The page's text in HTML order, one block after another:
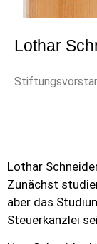
Lothar
Lothar
Zunächst
aber das
Steuerkanzlei